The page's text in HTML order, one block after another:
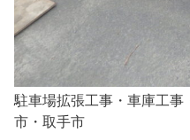
駐車場拡張工事・車庫工
市・取手市